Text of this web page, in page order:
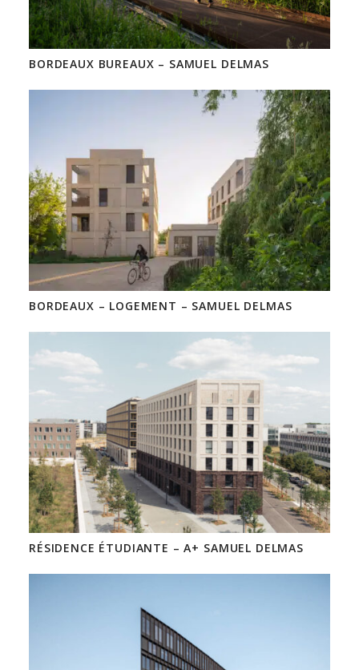
BORDEAUX BUREAUX – SAMUEL DELMAS
BORDEAUX – LOGEMENT – SAMUEL DELMAS
RÉSIDENCE ÉTUDIANTE – A+ SAMUEL DELMAS